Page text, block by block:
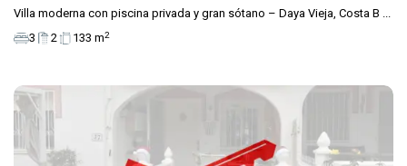
Villa moderna con piscina privada y gran sótano – Daya Vieja, Costa B ...
3
2 133 m2